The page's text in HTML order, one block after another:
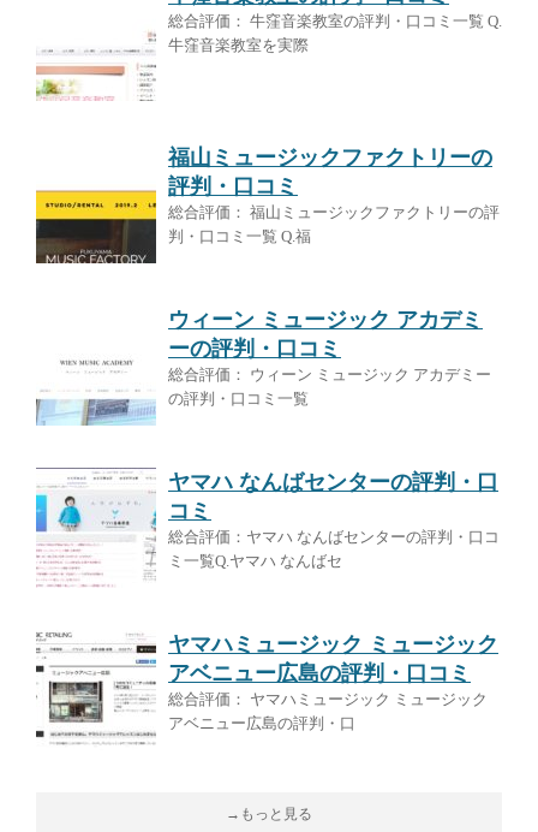
総合評価： 牛窪音楽教室の評判・口コミ一覧 Q.
牛窪音楽教室を実際
福山ミュージックファクトリーの
評判・口コミ
総合評価： 福山ミュージックファクトリーの評
判・口コミ一覧 Q.福
ウィーン ミュージック アカデミ
ーの評判・口コミ
総合評価： ウィーン ミュージック アカデミー
の評判・口コミ一覧
ヤマハ なんばセンターの評判・口
コミ
総合評価：ヤマハ なんばセンターの評判・口コ
ミ一覧Q.ヤマハ なんばセ
ヤマハミュージック ミュージック
アベニュー広島の評判・口コミ
総合評価： ヤマハミュージック ミュージック
アベニュー広島の評判・口
→もっと見る